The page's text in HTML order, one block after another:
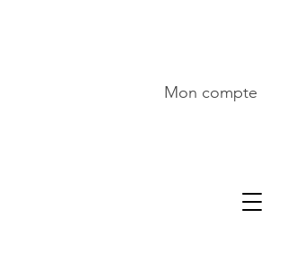
Mon compte